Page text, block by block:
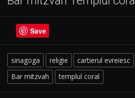
Save
sinagoga religie cartierul evreiesc
Bar mitzvah
templul coral